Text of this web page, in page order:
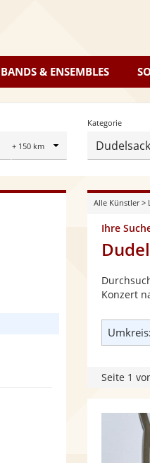
BANDS & ENSEMBLES
Ort
Events
festlegen
Kategorie
Alle Künstler>
Ihre
Konzert
Seite 1